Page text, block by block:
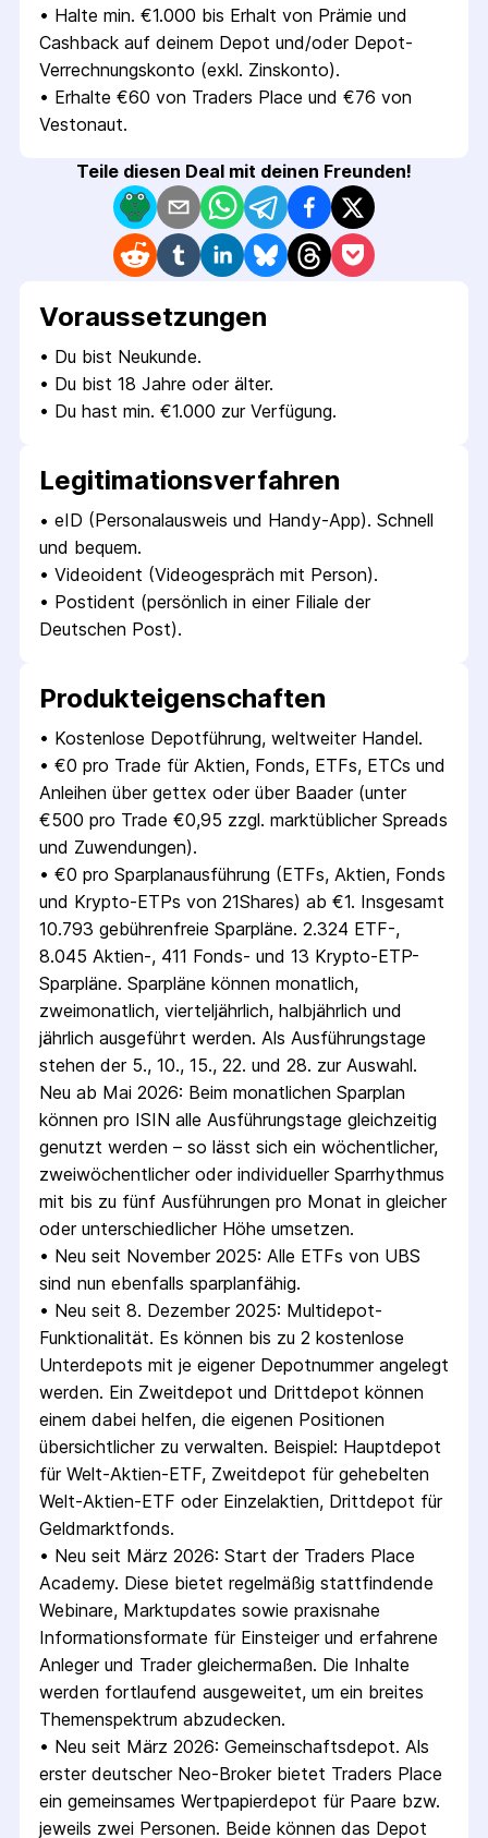
• Halte min. €1.000 bis Erhalt von Prämie und
Cashback auf deinem Depot und/oder Depot-
Verrechnungskonto (exkl. Zinskonto).
• Erhalte €60 von Traders Place und €76 von
Vestonaut.
Teile diesen Deal mit deinen Freunden!
Voraus­setzungen
• Du bist Neukunde.
• Du bist 18 Jahre oder älter.
• Du hast min. €1.000 zur Verfügung.
Legitimations­verfahren
• eID (Personalausweis und Handy-App). Schnell
und bequem.
• Videoident (Videogespräch mit Person).
• Postident (persönlich in einer Filiale der
Deutschen Post).
Produkt­eigenschaften
• Kostenlose Depotführung, weltweiter Handel.
• €0 pro Trade für Aktien, Fonds, ETFs, ETCs und
Anleihen über gettex oder über Baader (unter
€500 pro Trade €0,95 zzgl. marktüblicher Spreads
und Zuwendungen).
• €0 pro Sparplanausführung (ETFs, Aktien, Fonds
und Krypto-ETPs von 21Shares) ab €1. Insgesamt
10.793 gebührenfreie Sparpläne. 2.324 ETF-,
8.045 Aktien-, 411 Fonds- und 13 Krypto-ETP-
Sparpläne. Sparpläne können monatlich,
zweimonatlich, vierteljährlich, halbjährlich und
jährlich ausgeführt werden. Als Ausführungstage
stehen der 5., 10., 15., 22. und 28. zur Auswahl.
Neu ab Mai 2026: Beim monatlichen Sparplan
können pro ISIN alle Ausführungstage gleichzeitig
genutzt werden – so lässt sich ein wöchentlicher,
zweiwöchentlicher oder individueller Sparrhythmus
mit bis zu fünf Ausführungen pro Monat in gleicher
oder unterschiedlicher Höhe umsetzen.
• Neu seit November 2025: Alle ETFs von UBS
sind nun ebenfalls sparplanfähig.
• Neu seit 8. Dezember 2025: Multidepot-
Funktionalität. Es können bis zu 2 kostenlose
Unterdepots mit je eigener Depotnummer angelegt
werden. Ein Zweitdepot und Drittdepot können
einem dabei helfen, die eigenen Positionen
übersichtlicher zu verwalten. Beispiel: Hauptdepot
für Welt-Aktien-ETF, Zweitdepot für gehebelten
Welt-Aktien-ETF oder Einzelaktien, Drittdepot für
Geldmarktfonds.
• Neu seit März 2026: Start der Traders Place
Academy. Diese bietet regelmäßig stattfindende
Webinare, Marktupdates sowie praxisnahe
Informationsformate für Einsteiger und erfahrene
Anleger und Trader gleichermaßen. Die Inhalte
werden fortlaufend ausgeweitet, um ein breites
Themenspektrum abzudecken.
• Neu seit März 2026: Gemeinschaftsdepot. Als
erster deutscher Neo-Broker bietet Traders Place
ein gemeinsames Wertpapierdepot für Paare bzw.
jeweils zwei Personen. Beide können das Depot